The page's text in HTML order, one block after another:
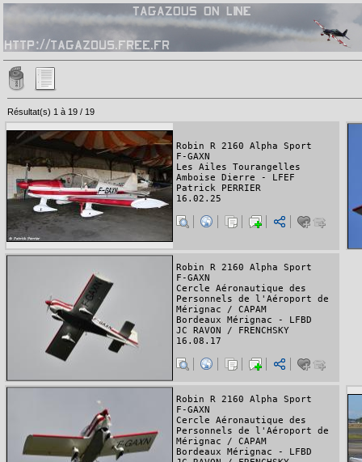
Résultat(s) 1 à 19 / 19
Robin R 2160 Alpha Sport
F-GAXN
Les Ailes Tourangelles
Amboise Dierre - LFEF
Patrick PERRIER
16.02.25
Robin R 2160 Alpha Sport
F-GAXN
Cercle Aéronautique des
Personnels de l'Aéroport de
Mérignac / CAPAM
Bordeaux Mérignac - LFBD
JC RAVON / FRENCHSKY
16.08.17
Robin R 2160 Alpha Sport
F-GAXN
Cercle Aéronautique des
Personnels de l'Aéroport de
Mérignac / CAPAM
Bordeaux Mérignac - LFBD